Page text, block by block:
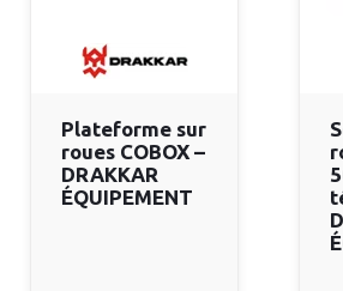
Plateforme sur
roues COBOX –
DRAKKAR
ÉQUIPEMENT